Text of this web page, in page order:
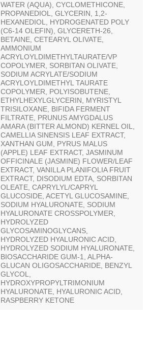
WATER (AQUA), CYCLOMETHICONE,
PROPANEDIOL, GLYCERIN, 1,2-
HEXANEDIOL, HYDROGENATED POLY
(C6-14 OLEFIN), GLYCERETH-26,
BETAINE, CETEARYL OLIVATE,
AMMONIUM
ACRYLOYLDIMETHYLTAURATE/VP
COPOLYMER, SORBITAN OLIVATE,
SODIUM ACRYLATE/SODIUM
ACRYLOYLDIMETHYL TAURATE
COPOLYMER, POLYISOBUTENE,
ETHYLHEXYLGLYCERIN, MYRISTYL
TRISILOXANE, BIFIDA FERMENT
FILTRATE, PRUNUS AMYGDALUS
AMARA (BITTER ALMOND) KERNEL OIL,
CAMELLIA SINENSIS LEAF EXTRACT,
XANTHAN GUM, PYRUS MALUS
(APPLE) LEAF EXTRACT, JASMINUM
OFFICINALE (JASMINE) FLOWER/LEAF
EXTRACT, VANILLA PLANIFOLIA FRUIT
EXTRACT, DISODIUM EDTA, SORBITAN
OLEATE, CAPRYLYL/CAPRYL
GLUCOSIDE, ACETYL GLUCOSAMINE,
SODIUM HYALURONATE, SODIUM
HYALURONATE CROSSPOLYMER,
HYDROLYZED
GLYCOSAMINOGLYCANS,
HYDROLYZED HYALURONIC ACID,
HYDROLYZED SODIUM HYALURONATE,
BIOSACCHARIDE GUM-1, ALPHA-
GLUCAN OLIGOSACCHARIDE, BENZYL
GLYCOL,
HYDROXYPROPYLTRIMONIUM
HYALURONATE, HYALURONIC ACID,
RASPBERRY KETONE